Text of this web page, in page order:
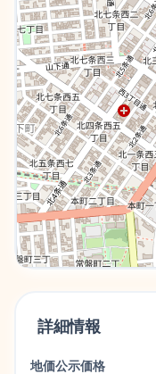
詳細情報
地価公示価格